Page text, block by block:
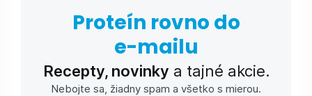
Proteín rovno do
e-⁠mailu
Recepty, novinky a tajné akcie.
Nebojte sa, žiadny spam a všetko s mierou.